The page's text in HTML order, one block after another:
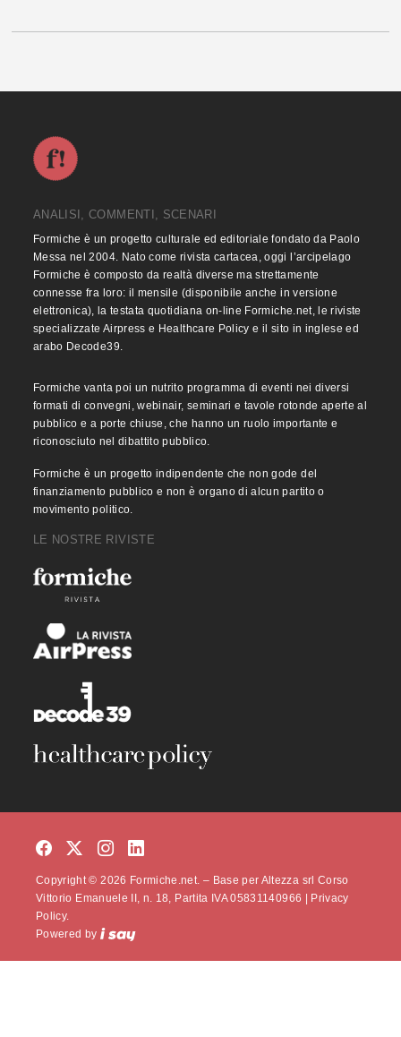
ANALISI, COMMENTI, SCENARI
Formiche è un progetto culturale ed editoriale fondato da Paolo
Messa nel 2004. Nato come rivista cartacea, oggi l’arcipelago
Formiche è composto da realtà diverse ma strettamente
connesse fra loro: il mensile (disponibile anche in versione
elettronica), la testata quotidiana on-line Formiche.net, le riviste
specializzate Airpress e Healthcare Policy e il sito in inglese ed
arabo Decode39.
Formiche vanta poi un nutrito programma di eventi nei diversi
formati di convegni, webinair, seminari e tavole rotonde aperte al
pubblico e a porte chiuse, che hanno un ruolo importante e
riconosciuto nel dibattito pubblico.
Formiche è un progetto indipendente che non gode del
finanziamento pubblico e non è organo di alcun partito o
movimento politico.
LE NOSTRE RIVISTE
Copyright © 2026 Formiche.net. – Base per Altezza srl Corso
Vittorio Emanuele II, n. 18, Partita IVA 05831140966 |
Privacy
Policy.
Powered by